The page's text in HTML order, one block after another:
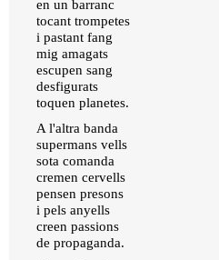
en un barranc
tocant trompetes
i pastant fang
mig amagats
escupen sang
desfigurats
toquen planetes.
A l'altra banda
supermans vells
sota comanda
cremen cervells
pensen presons
i pels anyells
creen passions
de propaganda.